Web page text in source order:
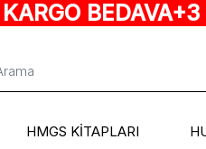
HMGS KİTAPLARI